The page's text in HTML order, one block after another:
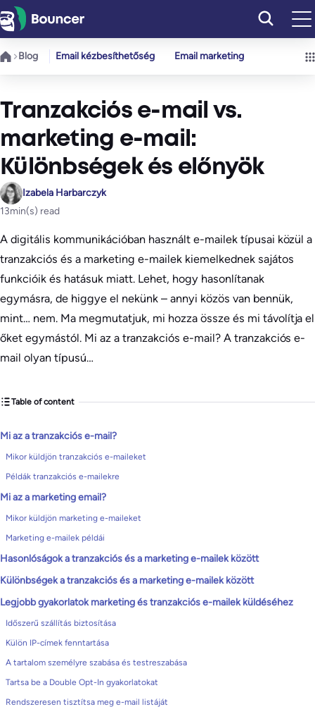
Ugrás
a
tartalomhoz
Blog Email kézbesíthetőség Email marketing
Tranzakciós e-mail vs.
marketing e-mail:
Különbségek és előnyök
Izabela Harbarczyk
13min(s) read
A digitális kommunikációban használt e-mailek típusai közül a
tranzakciós és a marketing e-mailek kiemelkednek sajátos
funkcióik és hatásuk miatt. Lehet, hogy hasonlítanak
egymásra, de higgye el nekünk – annyi közös van bennük,
mint… nem. Ma megmutatjuk, mi hozza össze és mi távolítja el
őket egymástól. Mi az a tranzakciós e-mail? A tranzakciós e-
mail olyan típusú…
Table of content
Mi az a tranzakciós e-mail?
Mikor küldjön tranzakciós e-maileket
Példák tranzakciós e-mailekre
Mi az a marketing email?
Mikor küldjön marketing e-maileket
Marketing e-mailek példái
Hasonlóságok a tranzakciós és a marketing e-mailek között
Különbségek a tranzakciós és a marketing e-mailek között
Legjobb gyakorlatok marketing és tranzakciós e-mailek küldéséhez
Időszerű szállítás biztosítása
Külön IP-címek fenntartása
A tartalom személyre szabása és testreszabása
Tartsa be a Double Opt-In gyakorlatokat
Rendszeresen tisztítsa meg e-mail listáját